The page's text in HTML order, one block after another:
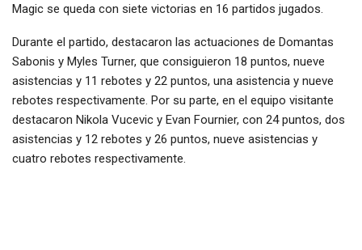
Magic se queda con siete victorias en 16 partidos jugados.
Durante el partido, destacaron las actuaciones de Domantas
Sabonis y Myles Turner, que consiguieron 18 puntos, nueve
asistencias y 11 rebotes y 22 puntos, una asistencia y nueve
rebotes respectivamente. Por su parte, en el equipo visitante
destacaron Nikola Vucevic y Evan Fournier, con 24 puntos, dos
asistencias y 12 rebotes y 26 puntos, nueve asistencias y
cuatro rebotes respectivamente.